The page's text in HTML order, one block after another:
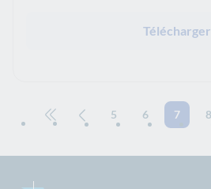
Télécharger
5 6 7 8